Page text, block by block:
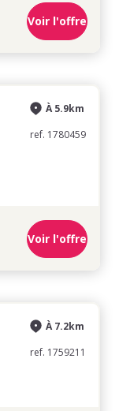
Voir l'offre
À 5.9km
ref. 1780459
Voir l'offre
À 7.2km
ref. 1759211